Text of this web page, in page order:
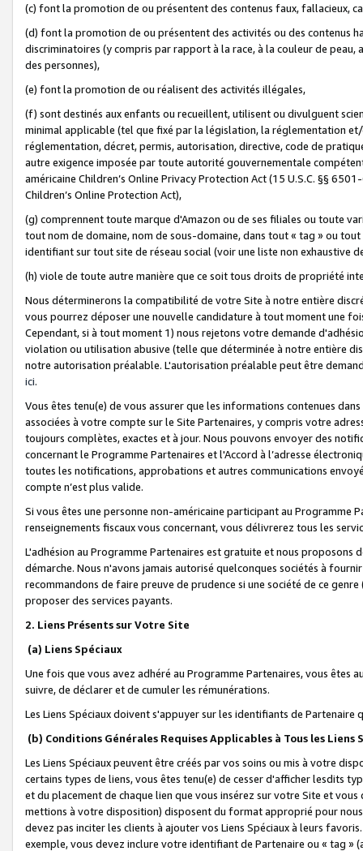
(c) font la promotion de ou présentent des contenus faux, fallacieux,
(d) font la promotion de ou présentent des activités ou des contenus
discriminatoires (y compris par rapport à la race, à la couleur de
des personnes),
(e) font la promotion de ou réalisent des activités illégales,
(f) sont destinés aux enfants ou recueillent, utilisent ou divulguent
minimal applicable (tel que fixé par la législation, la réglementation
réglementation, décret, permis, autorisation, directive, code de
autre exigence imposée par toute autorité gouvernementale
américaine Children’s Online Privacy Protection Act (15 U.S.C. §§
Children’s Online Protection Act),
(g) comprennent toute marque d'Amazon ou de ses filiales ou toute
tout nom de domaine, nom de sous-domaine, dans tout « tag » ou
identifiant sur tout site de réseau social (voir une liste non exhaustive
(h) viole de toute autre manière que ce soit tous droits de propriété
Nous déterminerons la compatibilité de votre Site à notre entière
vous pourrez déposer une nouvelle candidature à tout moment une
Cependant, si à tout moment 1) nous rejetons votre demande
violation ou utilisation abusive (telle que déterminée à notre entière
notre autorisation préalable. L'autorisation préalable peut être
ici.
Vous êtes tenu(e) de vous assurer que les informations contenues
associées à votre compte sur le Site Partenaires, y compris votre
toujours complètes, exactes et à jour. Nous pouvons envoyer des
concernant le Programme Partenaires et l'Accord à l’adresse
toutes les notifications, approbations et autres communications
compte n’est plus valide.
Si vous êtes une personne non-américaine participant au
renseignements fiscaux vous concernant, vous délivrerez tous les
L'adhésion au Programme Partenaires est gratuite et nous proposons
démarche. Nous n'avons jamais autorisé quelconques sociétés à
recommandons de faire preuve de prudence si une société de ce
proposer des services payants.
2. Liens Présents sur Votre Site
(a) Liens Spéciaux
Une fois que vous avez adhéré au Programme Partenaires, vous êtes
suivre, de déclarer et de cumuler les rémunérations.
Les Liens Spéciaux doivent s'appuyer sur les identifiants de Partenaire
(b) Conditions Générales Requises Applicables à Tous les Liens
Les Liens Spéciaux peuvent être créés par vos soins ou mis à votre
certains types de liens, vous êtes tenu(e) de cesser d'afficher lesdits
et du placement de chaque lien que vous insérez sur votre Site et
mettions à votre disposition) disposent du format approprié pour
devez pas inciter les clients à ajouter vos Liens Spéciaux à leurs
exemple, vous devez inclure votre identifiant de Partenaire ou « tag